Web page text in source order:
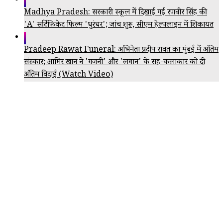
Madhya Pradesh: सरकारी स्कूल में दिखाई गई रणवीर सिंह की
'A' सर्टिफिकेट फिल्म 'धुरंधर'; जांच शुरू, सीएम हेल्पलाइन में शिकायत
Pradeep Rawat Funeral: अभिनेता प्रदीप रावत का मुंबई में अंतिम
संस्कार; आमिर खान ने 'गजनी' और 'लगान' के सह-कलाकार को दी
अंतिम विदाई (Watch Video)